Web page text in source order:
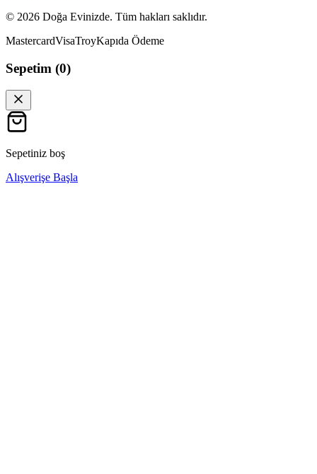
© 2026 Doğa Evinizde. Tüm hakları saklıdır.
MastercardVisaTroyKapıda Ödeme
Sepetim (0)
Sepetiniz boş
Alışverişe Başla